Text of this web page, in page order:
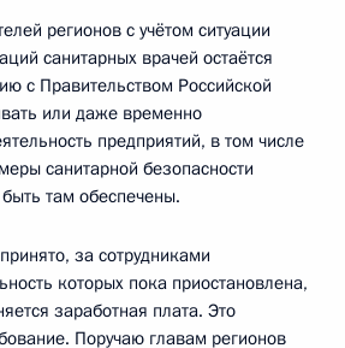
регионов с учётом ситуации
санитарных врачей остаётся
с Правительством Российской
или даже временно
предприятий, в том числе
санитарной безопасности
там обеспечены.
за сотрудниками
которых пока приостановлена,
заработная плата. Это
Поручаю главам регионов